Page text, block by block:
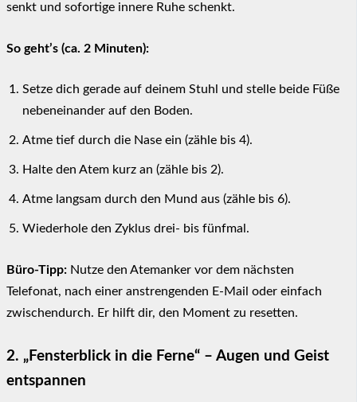
senkt und sofortige innere Ruhe schenkt.
So geht’s (ca. 2 Minuten):
Setze dich gerade auf deinem Stuhl und stelle beide Füße
nebeneinander auf den Boden.
Atme tief durch die Nase ein (zähle bis 4).
Halte den Atem kurz an (zähle bis 2).
Atme langsam durch den Mund aus (zähle bis 6).
Wiederhole den Zyklus drei- bis fünfmal.
Büro-Tipp: Nutze den Atemanker vor dem nächsten
Telefonat, nach einer anstrengenden E-Mail oder einfach
zwischendurch. Er hilft dir, den Moment zu resetten.
2. „Fensterblick in die Ferne“ – Augen und Geist
entspannen